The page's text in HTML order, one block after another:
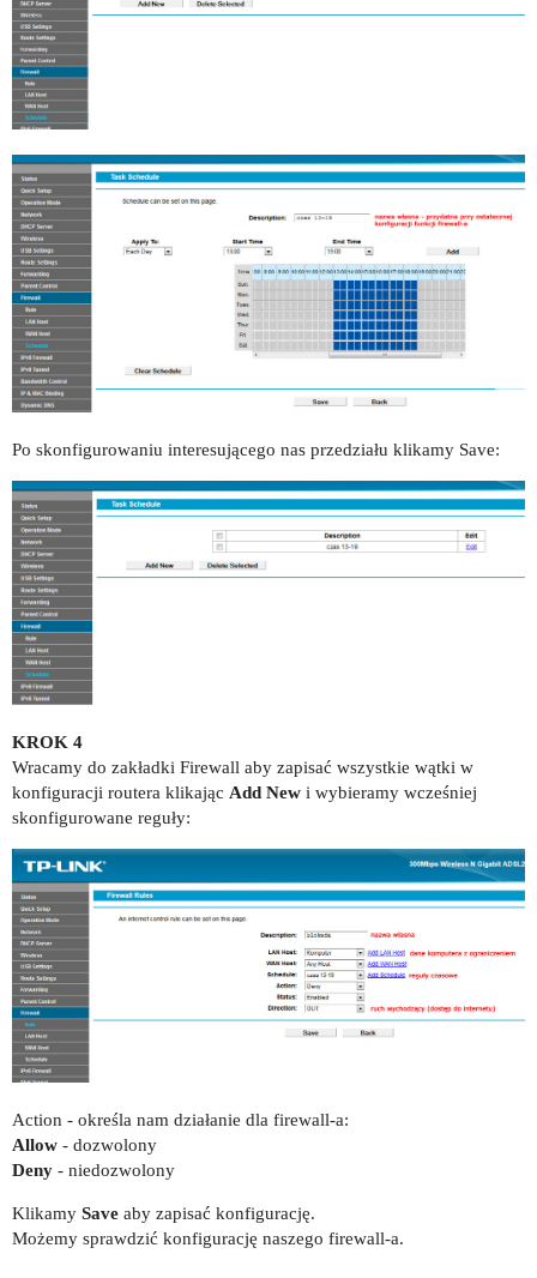
Po skonfigurowaniu interesującego nas przedziału klikamy Save:
KROK 4
Wracamy do zakładki Firewall aby zapisać wszystkie wątki w
konfiguracji routera klikając Add New i wybieramy wcześniej
skonfigurowane reguły:
Action - określa nam działanie dla firewall-a:
Allow - dozwolony
Deny - niedozwolony
Klikamy Save aby zapisać konfigurację.
Możemy sprawdzić konfigurację naszego firewall-a.